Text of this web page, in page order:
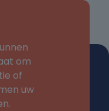
om
of
uw